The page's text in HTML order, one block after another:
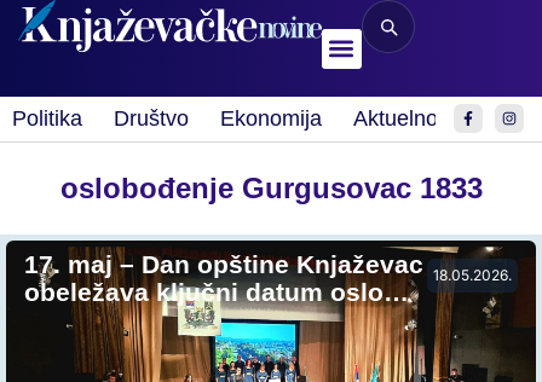
Politika Društvo Ekonomija Aktuelnosti Sport
oslobođenje Gurgusovac 1833
18.05.2026.
17. maj – Dan opštine Knjaževac
obeležava ključni datum oslo…